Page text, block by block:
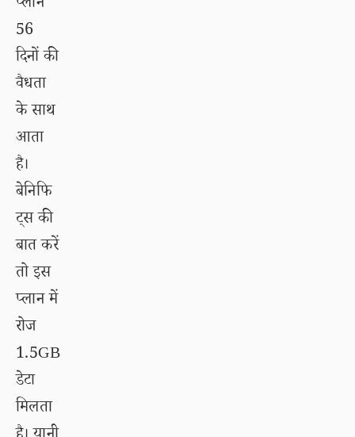
56
दिनों की
वैधता
के साथ
आता
है।
बेनिफि
ट्स की
बात करें
तो इस
प्लान में
रोज
1.5GB
डेटा
मिलता